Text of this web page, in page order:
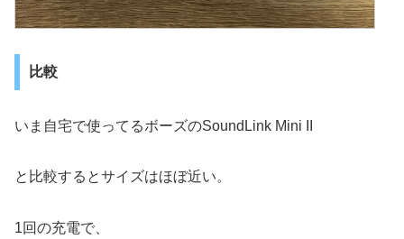
比較
いま自宅で使ってるボーズのSoundLink Mini II
と比較するとサイズはほぼ近い。
1回の充電で、